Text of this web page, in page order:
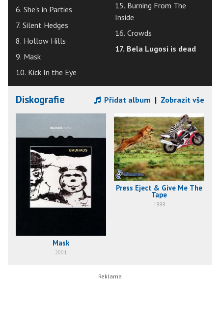
6. She's in Parties
7. Silent Hedges
8. Hollow Hills
9. Mask
10. Kick In the Eye
15. Burning From The
Inside
16. Crowds
17. Bela Lugosi is dead
Diskografie Přidat album | Zobrazit vše
Mask
2001
Press Eject & Give Me The
Tape
1999